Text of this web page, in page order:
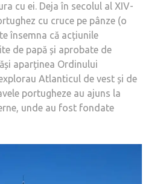
cu ei. Deja în secolul al XIV-
cu cruce pe pânze (o
însemna că acțiunile
de papă și aprobate de
aparținea Ordinului
Atlanticul de vest și de
portugheze au ajuns la
unde au fost fondate